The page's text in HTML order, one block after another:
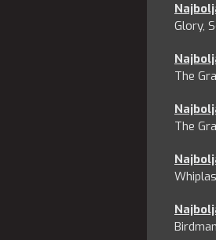
Glory,
The
The
Birdman